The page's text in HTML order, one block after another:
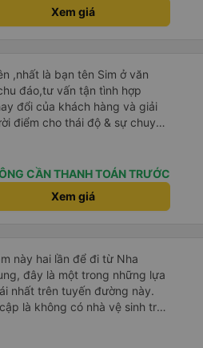
Xem giá
,nhất là bạn tên Sim ở văn
đáo,tư vấn tận tình hợp
đổi của khách hàng và giải
điểm cho thái độ & sự chuyên
với bạn Sim và có hỏi
trung lắng nghe. Thật tuyệt
&tài xế thì mình chắc chắn ăn
trải nghiệm) để khi bẩn thì
da thì rất mau hôi và ko vệ
nằm chung mồ hôi với
cái mền mỏng để lót nằm.
lộ bình an Hẹn gặp lại
CẦN THANH TOÁN TRƯỚC
Xem giá
này hai lần để đi từ Nha
đây là một trong những lựa
nhất trên tuyến đường này.
là không có nhà vệ sinh trên
trên một hành trình dài